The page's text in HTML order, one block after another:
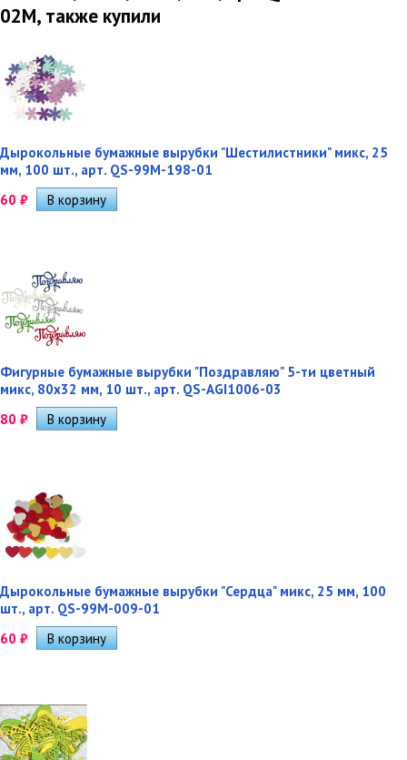
02M, также купили
Дырокольные бумажные вырубки "Шестилистники" микс, 25
мм, 100 шт., арт. QS-99M-198-01
60 ₽
Фигурные бумажные вырубки "Поздравляю" 5-ти цветный
микс, 80х32 мм, 10 шт., арт. QS-AGI1006-03
80 ₽
Дырокольные бумажные вырубки "Сердца" микс, 25 мм, 100
шт., арт. QS-99M-009-01
60 ₽